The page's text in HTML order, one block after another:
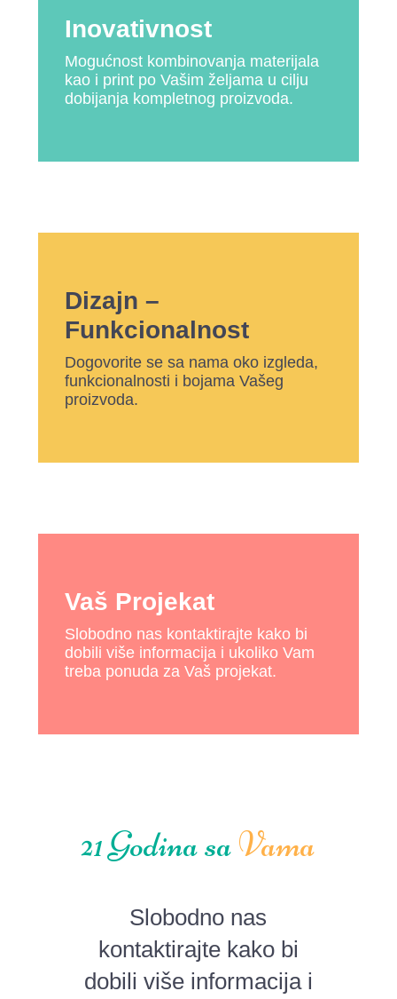
Inovativnost
Mogućnost kombinovanja materijala
kao i print po Vašim željama u cilju
dobijanja kompletnog proizvoda.
Dizajn –
Funkcionalnost
Dogovorite se sa nama oko izgleda,
funkcionalnosti i bojama Vašeg
proizvoda.
Vaš Projekat
Slobodno nas kontaktirajte kako bi
dobili više informacija i ukoliko Vam
treba ponuda za Vaš projekat.
21 Godina saVama
Slobodno nas
kontaktirajte kako bi
dobili više informacija i